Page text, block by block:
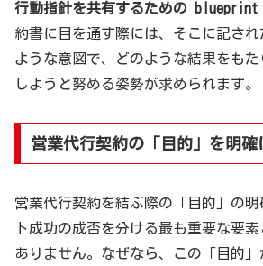
行動指針を共有するための blueprint
約書に目を通す際には、そこに記さ
ような意図で、どのような結果をも
しようと努める姿勢が求められます。
営業代行契約の「目的」を明確
営業代行契約を結ぶ際の「目的」の
ト成功の成否を分ける最も重要な要
ありません。なぜなら、この「目的